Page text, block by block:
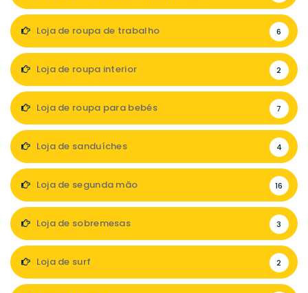
Loja de roupa de trabalho 6
Loja de roupa interior 2
Loja de roupa para bebés 7
Loja de sanduíches 4
Loja de segunda mão 16
Loja de sobremesas 3
Loja de surf 2